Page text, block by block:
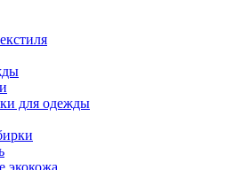
для одежды
экокожа